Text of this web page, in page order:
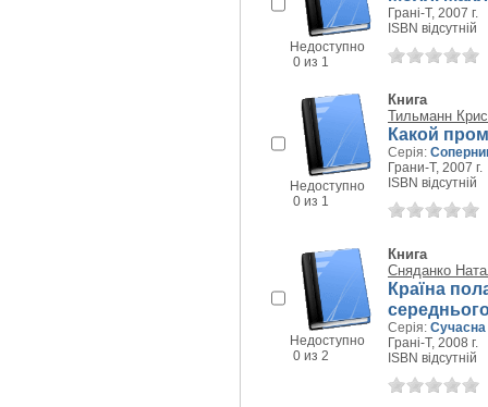
Недоступно
0 из 1
Грані-Т, 2007 г.
ISBN відсутній
Недоступно
0 из 1
Книга
Тильманн
Какой
Серія:
Грани-Т, 2007 г.
ISBN відсутній
Недоступно
0 из 2
Книга
Сняданко
Країна
Серія: Сучасна
Грані-Т, 2008 г.
ISBN відсутній